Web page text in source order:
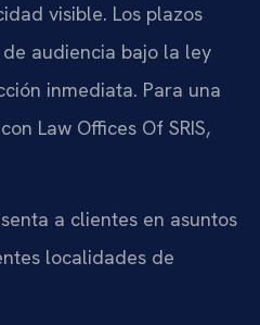
visible. Los plazos
audiencia bajo la ley
inmediata. Para una
Law Offices Of SRIS,
a clientes en asuntos
localidades de